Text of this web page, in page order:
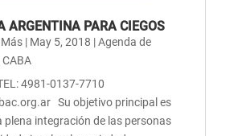
ARGENTINA PARA CIEGOS
| May 5, 2018 |Agenda de
CABA
4981-0137-7710
Su objetivo principal es
plena integración de las personas